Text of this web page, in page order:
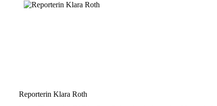
Reporterin Klara Roth